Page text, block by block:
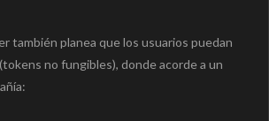
también planea que los usuarios puedan
no fungibles), donde acorde a un